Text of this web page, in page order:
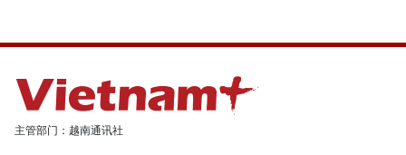
主管部门：越南通讯社